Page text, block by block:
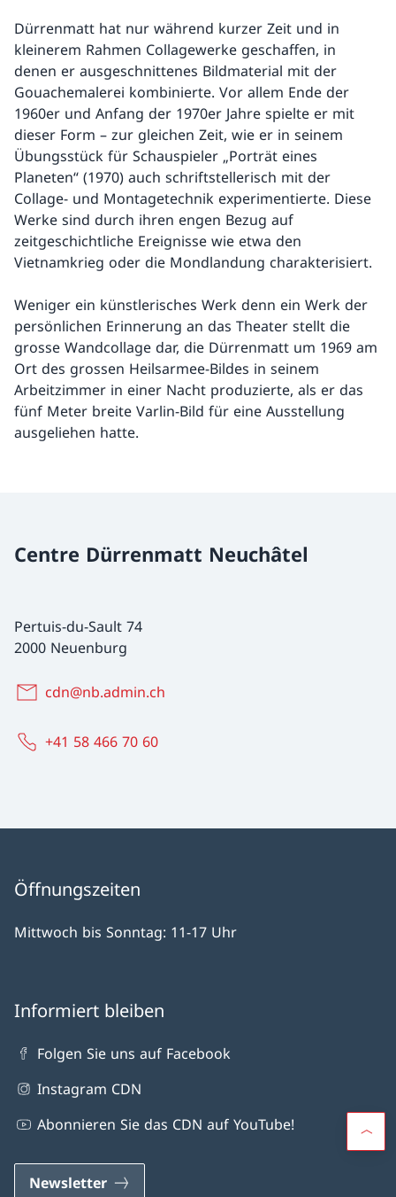
Dürrenmatt hat nur während kurzer Zeit und in
kleinerem Rahmen Collagewerke geschaffen, in
denen er ausgeschnittenes Bildmaterial mit der
Gouachemalerei kombinierte. Vor allem Ende der
1960er und Anfang der 1970er Jahre spielte er mit
dieser Form – zur gleichen Zeit, wie er in seinem
Übungsstück für Schauspieler „Porträt eines
Planeten“ (1970) auch schriftstellerisch mit der
Collage- und Montagetechnik experimentierte. Diese
Werke sind durch ihren engen Bezug auf
zeitgeschichtliche Ereignisse wie etwa den
Vietnamkrieg oder die Mondlandung charakterisiert.
Weniger ein künstlerisches Werk denn ein Werk der
persönlichen Erinnerung an das Theater stellt die
grosse Wandcollage dar, die Dürrenmatt um 1969 am
Ort des grossen Heilsarmee-Bildes in seinem
Arbeitzimmer in einer Nacht produzierte, als er das
fünf Meter breite Varlin-Bild für eine Ausstellung
ausgeliehen hatte.
Centre Dürrenmatt Neuchâtel
Pertuis-du-Sault 74
2000 Neuenburg
cdn@nb.admin.ch
+41 58 466 70 60
Öffnungszeiten
Mittwoch bis Sonntag: 11-17 Uhr
Informiert bleiben
Folgen Sie uns auf Facebook
Instagram CDN
Abonnieren Sie das CDN auf YouTube!
Newsletter